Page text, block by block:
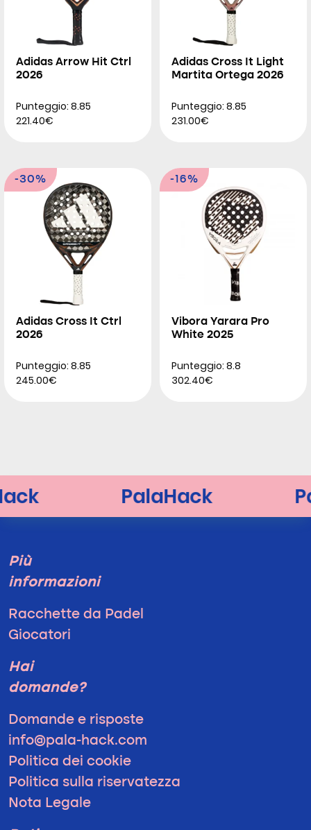
Adidas Arrow Hit Ctrl
2026
Punteggio: 8.85
221.40€
Adidas Cross It Light
Martita Ortega 2026
Punteggio: 8.85
231.00€
-30%
Adidas Cross It Ctrl
2026
Punteggio: 8.85
245.00€
-16%
Vibora Yarara Pro
White 2025
Punteggio: 8.8
302.40€
Più
informazioni
Racchette da Padel
Giocatori
Hai
domande?
Domande e risposte
info@pala-hack.com
Politica dei cookie
Politica sulla riservatezza
Nota Legale